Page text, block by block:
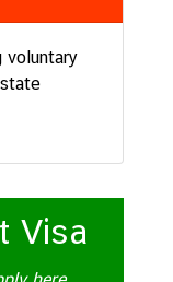
voluntary
Visa